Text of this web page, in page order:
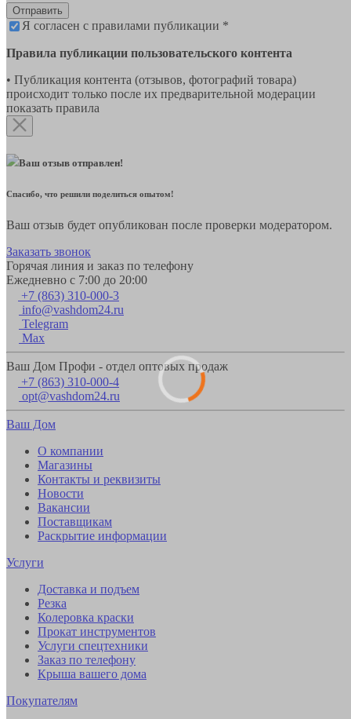
Отправить
Я согласен с правилами публикации *
Правила публикации пользовательского контента
• Публикация контента (отзывов, фотографий товара)
происходит только после их предварительной модерации
показать правила
Ваш отзыв отправлен!
Спасибо, что решили поделиться опытом!
Ваш отзыв будет опубликован после проверки модератором.
Заказать звонок
Горячая линия и заказ по телефону
Ежедневно с 7:00 до 20:00
+7 (863) 310-000-3
info@vashdom24.ru
Telegram
Max
Ваш Дом Профи - отдел оптовых продаж
+7 (863) 310-000-4
opt@vashdom24.ru
Ваш Дом
О компании
Магазины
Контакты и реквизиты
Новости
Вакансии
Поставщикам
Раскрытие информации
Услуги
Доставка и подъем
Резка
Колеровка краски
Прокат инструментов
Услуги спецтехники
Заказ по телефону
Крыша вашего дома
Покупателям